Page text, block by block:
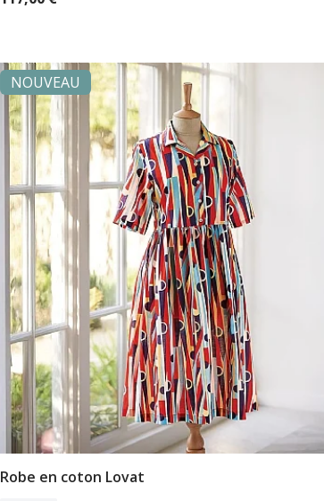
NOUVEAU
Sélectionner Tailles
Robe en coton Lovat